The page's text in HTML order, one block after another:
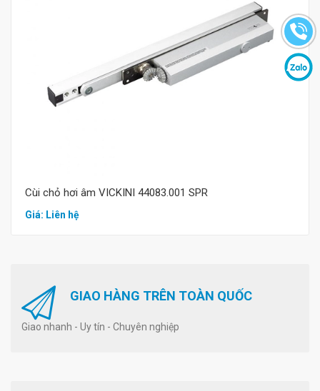
Mua hàng
Cùi chỏ hơi âm VICKINI 44083.001 SPR
Giá: Liên hệ
GIAO HÀNG TRÊN TOÀN QUỐC
Giao nhanh - Uy tín - Chuyên nghiệp